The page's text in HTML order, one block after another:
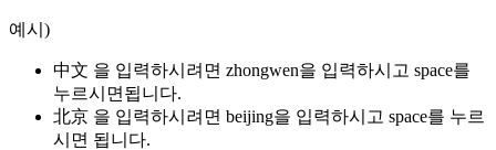
예시)
中文 을 입력하시려면 zhongwen을 입력하시고 space를
누르시면됩니다.
北京 을 입력하시려면 beijing을 입력하시고 space를 누르
시면 됩니다.